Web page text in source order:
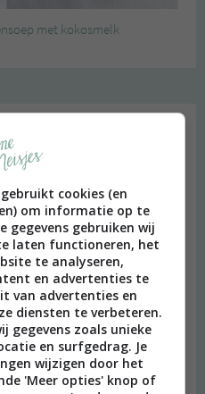
met kokosmelk
cookies (en
om informatie op te
gegevens gebruiken wij
laten functioneren, het
te analyseren,
en advertenties te
van advertenties en
diensten te verbeteren.
gegevens zoals unieke
en surfgedrag. Je
wijzigen door het
'Meer opties' knop of